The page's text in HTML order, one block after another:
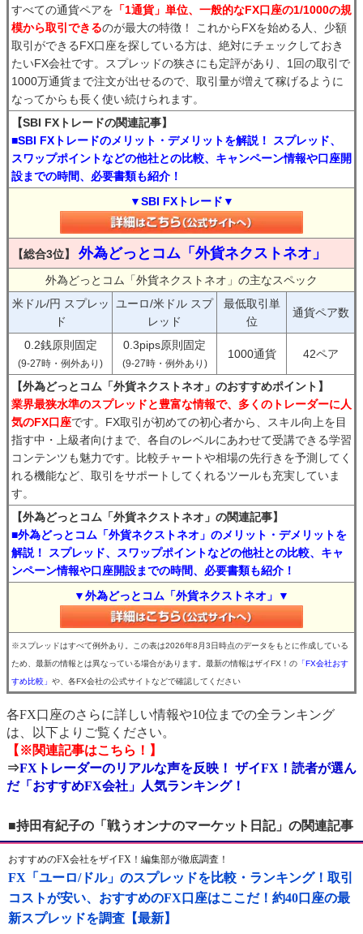
すべての通貨ペアを 「1通貨」単位、一般的なFX口座の1/1000の規
模から取引できるのが最大の特徴！ これからFXを始める人、少額
取引ができるFX口座を探している方は、絶対にチェックしておき
たいFX会社です。スプレッドの狭さにも定評があり、1回の取引で
1000万通貨まで注文が出せるので、取引量が増えて稼げるように
なってからも長く使い続けられます。
【SBI FXトレードの関連記事】
■SBI FXトレードのメリット・デメリットを解説！ スプレッド、
スワップポイントなどの他社との比較、キャンペーン情報や口座開
設までの時間、必要書類も紹介！
▼SBI FXトレード▼
【総合3位】 外為どっとコム「外貨ネクストネオ」
外為どっとコム「外貨ネクストネオ」の主なスペック
米ドル/円 スプレッ
ド
ユーロ/米ドル スプ
レッド
最低取引単
位
通貨ペア数
0.2銭原則固定
(9-27時・例外あり)
0.3pips原則固定
(9-27時・例外あり)
1000通貨 42ペア
【外為どっとコム「外貨ネクストネオ」のおすすめポイント】
業界最狭水準のスプレッドと豊富な情報で、多くのトレーダーに人
気のFX口座です。FX取引が初めての初心者から、スキル向上を目
指す中・上級者向けまで、各自のレベルにあわせて受講できる学習
コンテンツも魅力です。比較チャートや相場の先行きを予測してく
れる機能など、取引をサポートしてくれるツールも充実していま
す。
【外為どっとコム「外貨ネクストネオ」の関連記事】
■外為どっとコム「外貨ネクストネオ」のメリット・デメリットを
解説！ スプレッド、スワップポイントなどの他社との比較、キャ
ンペーン情報や口座開設までの時間、必要書類も紹介！
▼外為どっとコム「外貨ネクストネオ」▼
※スプレッドはすべて例外あり。この表は2026年8月3日時点のデータをもとに作成している
ため、最新の情報とは異なっている場合があります。最新の情報はザイFX！の 「FX会社おす
すめ比較」 や、各FX会社の公式サイトなどで確認してください
各FX口座のさらに詳しい情報や10位までの全ランキング
は、以下よりご覧ください。
【※関連記事はこちら！】
⇒FXトレーダーのリアルな声を反映！ ザイFX！読者が選ん
だ「おすすめFX会社」人気ランキング！
■持田有紀子の「戦うオンナのマーケット日記」の関連記事
おすすめのFX会社をザイFX！編集部が徹底調査！
FX「ユーロ/ドル」のスプレッドを比較・ランキング！取引
コストが安い、おすすめのFX口座はここだ！約40口座の最
新スプレッドを調査【最新】